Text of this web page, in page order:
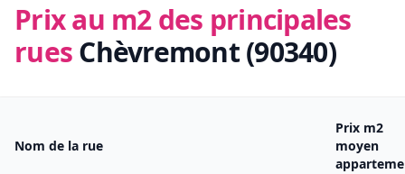
Prix au m2 des principales
ruesChèvremont (90340)
Nom de la rue
Prix m2
moyen